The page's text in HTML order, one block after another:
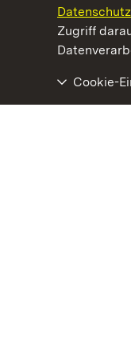
Zugriff
Cookie-